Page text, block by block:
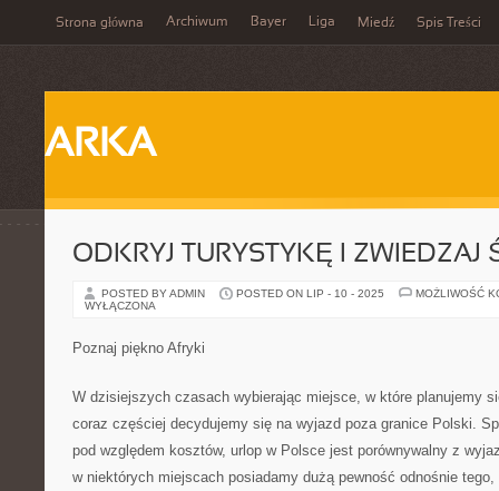
Strona główna Archiwum Bayer Liga Miedź Spis Treści
ARKA
ODKRYJ TURYSTYKĘ I ZWIEDZAJ
POSTED BY ADMIN POSTED ON LIP - 10 - 2025
MOŻLIWOŚĆ
WYŁĄCZONA
Poznaj piękno Afryki
W dzisiejszych czasach wybierając miejsce, w które planujemy
coraz częściej decydujemy się na wyjazd poza granice Polski.
pod względem kosztów, urlop w Polsce jest porównywalny z
w niektórych miejscach posiadamy dużą pewność odnośnie